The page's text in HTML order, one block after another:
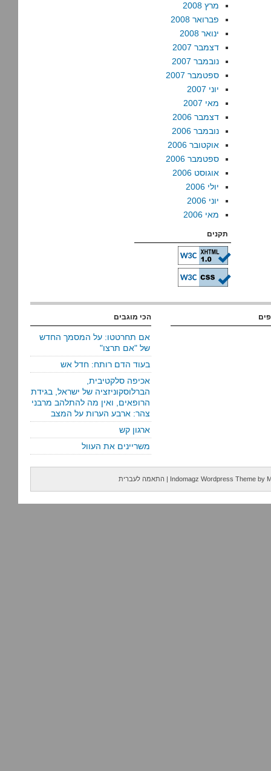
מרץ 2008
פברואר 2008
ינואר 2008
דצמבר 2007
נובמבר 2007
ספטמבר 2007
יוני 2007
מאי 2007
דצמבר 2006
נובמבר 2006
אוקטובר 2006
ספטמבר 2006
אוגוסט 2006
יולי 2006
יוני 2006
מאי 2006
תקנים
הכי מוגבים
אם תחרטטו: על המסמך החדש
של "אם תרצו"
בעוד הדם רותח: חדל אש
אכיפה סלקטיבית,
הברלוסקוניזציה של ישראל, בגידת
הרופאים, ואין מה להתלהב מרבני
צהר: ארבע הערות על המצב
ארגון קש
משריינים את העוול
Indomagz Wordpress Theme by
| התאמה לעברית